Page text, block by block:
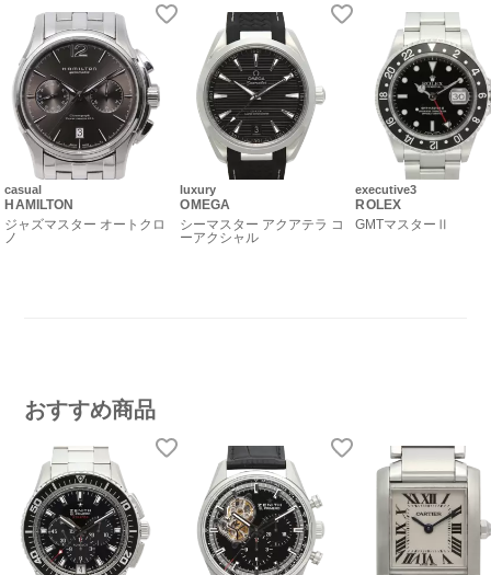
casual
HAMILTON
ジャズマスター オートクロ
ノ
luxury
OMEGA
シーマスター アクアテラ コ
ーアクシャル
executive3
ROLEX
GMTマスターⅡ
おすすめ商品